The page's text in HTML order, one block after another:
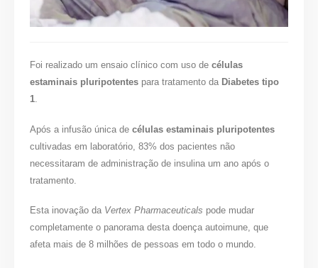
Foi realizado um ensaio clínico com uso decélulas
estaminais pluripotentes para tratamento da Diabetes tipo
1
Após a infusão única decélulas estaminais pluripotentes
cultivadas em laboratório, 83% dos pacientes não
necessitaram de administração de insulina um ano após o
tratamento.
Esta inovação da Vertex Pharmaceuticals pode mudar
completamente o panorama desta doença autoimune, que
afeta mais de 8 milhões de pessoas em todo o mundo.